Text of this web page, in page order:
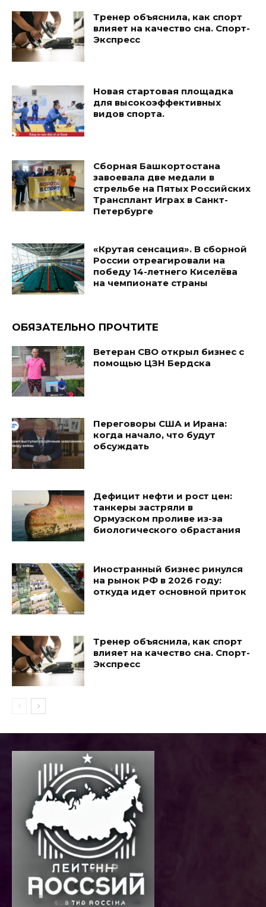
Тренер объяснила, как спорт
влияет на качество сна. Спорт-
Экспресс
Новая стартовая площадка
для высокоэффективных
видов спорта.
Сборная Башкортостана
завоевала две медали в
стрельбе на Пятых Российских
Трансплант Играх в Санкт-
Петербурге
«Крутая сенсация». В сборной
России отреагировали на
победу 14-летнего Киселёва
на чемпионате страны
ОБЯЗАТЕЛЬНО ПРОЧТИТЕ
Ветеран СВО открыл бизнес с
помощью ЦЗН Бердска
Переговоры США и Ирана:
когда начало, что будут
обсуждать
Дефицит нефти и рост цен:
танкеры застряли в
Ормузском проливе из-за
биологического обрастания
Иностранный бизнес ринулся
на рынок РФ в 2026 году:
откуда идет основной приток
Тренер объяснила, как спорт
влияет на качество сна. Спорт-
Экспресс